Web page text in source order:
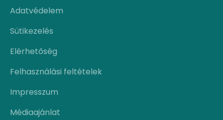
Adatvédelem
Sütikezelés
Elérhetőség
Felhasználási feltételek
Impresszum
Médiaajánlat